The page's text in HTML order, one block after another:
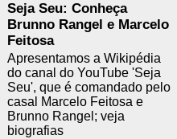
Seja Seu: Conheça
Brunno Rangel e Marcelo
Feitosa
Apresentamos a Wikipédia
do canal do YouTube 'Seja
Seu', que é comandado pelo
casal Marcelo Feitosa e
Brunno Rangel; veja
biografias